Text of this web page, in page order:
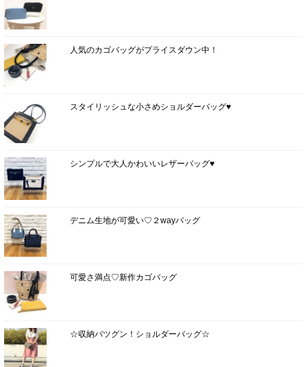
人気のカゴバッグがプライスダウン中！
スタイリッシュな小さめショルダーバッグ♥
シンプルで大人かわいいレザーバッグ♥
デニム生地が可愛い♡２wayバッグ
可愛さ満点♡新作カゴバッグ
☆収納バツグン！ショルダーバッグ☆